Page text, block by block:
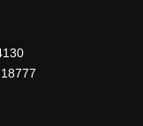
/ 18777